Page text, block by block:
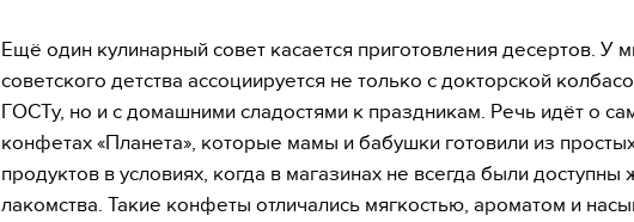
Ещё один кулинарный совет касается приготовления десертов. У
советского детства ассоциируется не только с докторской
ГОСТу, но и с домашними сладостями к праздникам. Речь идёт о
конфетах «Планета», которые мамы и бабушки готовили из
продуктов в условиях, когда в магазинах не всегда были
лакомства. Такие конфеты отличались мягкостью, ароматом и